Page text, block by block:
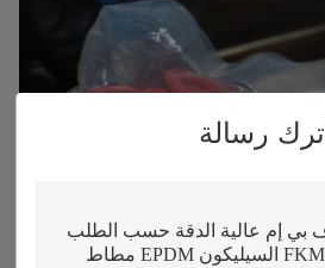
اترك رسالة